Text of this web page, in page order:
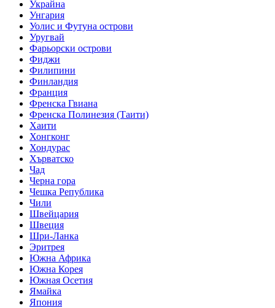
Украйна
Унгария
Уолис и Футуна острови
Уругвай
Фарьорски острови
Фиджи
Филипини
Финландия
Франция
Френска Гвиана
Френска Полинезия (Таити)
Хаити
Хонгконг
Хондурас
Хърватско
Чад
Черна гора
Чешка Република
Чили
Швейцария
Швеция
Шри-Ланка
Эритрея
Южна Африка
Южна Корея
Южная Осетия
Ямайка
Япония